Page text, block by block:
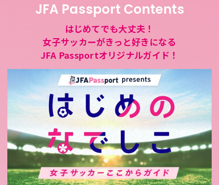
JFA Passport Contents
はじめてでも大丈夫！
女子サッカーがきっと好きになる
JFA Passportオリジナルガイド！